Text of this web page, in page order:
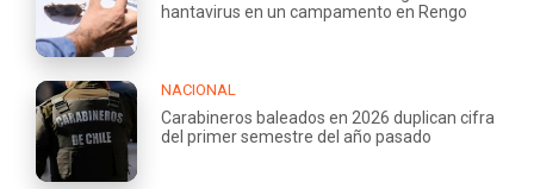
hantavirus en un campamento en Rengo
NACIONAL
Carabineros baleados en 2026 duplican cifra
del primer semestre del año pasado